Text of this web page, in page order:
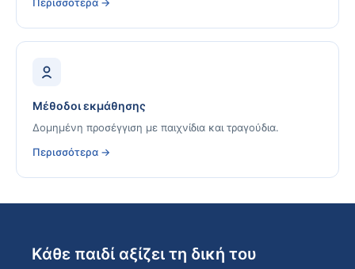
Μέθοδοι εκμάθησης
Δομημένη προσέγγιση με παιχνίδια και τραγούδια.
Περισσότερα →
Κάθε παιδί αξίζει τη δική του